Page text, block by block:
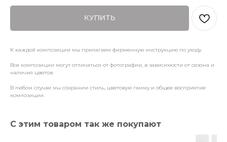
КУПИТЬ
К каждой композиции мы прилагаем фирменную инструкцию по уходу.
Все композиции могут отличаться от фотографии, в зависимости от сезона и
наличия цветов.
В любом случае мы сохраним стиль, цветовую гамму и общее восприятие
композиции.
С этим товаром так же покупают